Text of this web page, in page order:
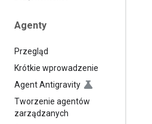
Agenty
Przegląd
Krótkie wprowadzenie
Agent Antigravity
Tworzenie agentów
zarządzanych